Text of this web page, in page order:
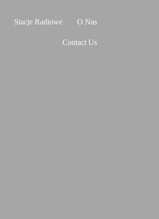
Stacje Radiowe O Nas
Contact Us